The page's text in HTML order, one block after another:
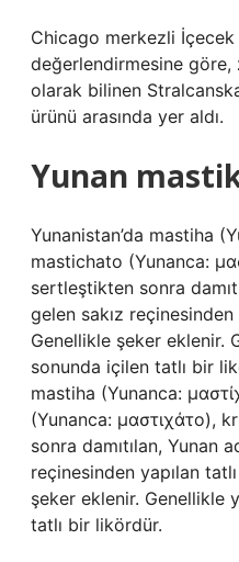
Chicago merkezli İçecek
değerlendirmesine göre,
olarak bilinen
ürünü arasında yer aldı.
Yunan
Yunanistan’da mastiha
mastichato (Yunanca:
sertleştikten sonra
gelen sakız
Genellikle şeker eklenir.
sonunda içilen tatlı bir
mastiha (Yunanca:
(Yunanca: μαστιχάτο),
sonra damıtılan, Yunan
reçinesinden yapılan
şeker eklenir. Genellikle
tatlı bir likördür.